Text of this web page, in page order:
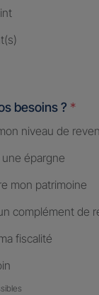
besoins ? *
niveau de
épargne
mon patrimoine
complément de
fiscalité